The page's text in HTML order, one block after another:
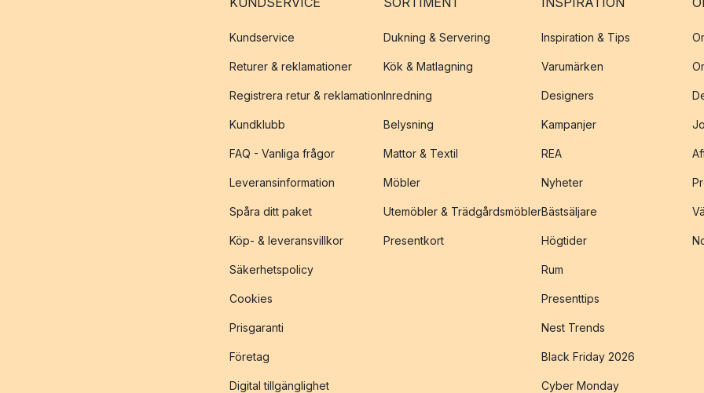
Kundservice
Returer & reklamationer
Registrera retur & reklamation
Kundklubb
FAQ - Vanliga frågor
Leveransinformation
Spåra ditt paket
Köp- & leveransvillkor
Säkerhetspolicy
Cookies
Prisgaranti
Företag
Digital tillgänglighet
Dukning & Servering
Kök & Matlagning
Inredning
Belysning
Mattor & Textil
Möbler
Utemöbler & Trädgårdsmöbler
Presentkort
Inspiration & Tips
Varumärken
Designers
Kampanjer
REA
Nyheter
Bästsäljare
Högtider
Rum
Presenttips
Nest Trends
Black Friday 2026
Cyber Monday